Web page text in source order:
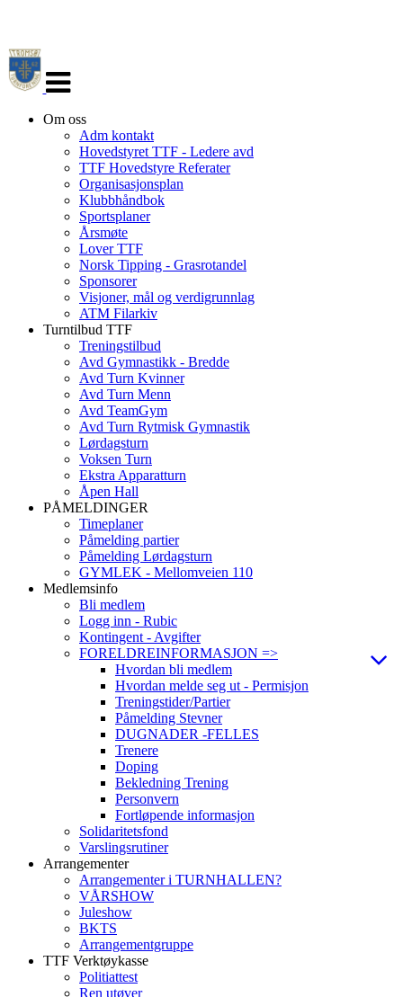
navigasjon
Om oss
Adm kontakt
Hovedstyret TTF - Ledere avd
TTF Hovedstyre Referater
Organisasjonsplan
Klubbhåndbok
Sportsplaner
Årsmøte
Lover TTF
Norsk Tipping - Grasrotandel
Sponsorer
Visjoner, mål og verdigrunnlag
ATM Filarkiv
Turntilbud TTF
Treningstilbud
Avd Gymnastikk - Bredde
Avd Turn Kvinner
Avd Turn Menn
Avd TeamGym
Avd Turn Rytmisk Gymnastik
Lørdagsturn
Voksen Turn
Ekstra Apparatturn
Åpen Hall
PÅMELDINGER
Timeplaner
Påmelding partier
Påmelding Lørdagsturn
GYMLEK - Mellomveien 110
Medlemsinfo
Bli medlem
Logg inn - Rubic
Kontingent - Avgifter
FORELDREINFORMASJON =>
Hvordan bli medlem
Hvordan melde seg ut - Permisjon
Treningstider/Partier
Påmelding Stevner
DUGNADER -FELLES
Trenere
Doping
Bekledning Trening
Personvern
Fortløpende informasjon
Solidaritetsfond
Varslingsrutiner
Arrangementer
Arrangementer i TURNHALLEN?
VÅRSHOW
Juleshow
BKTS
Arrangementgruppe
TTF Verktøykasse
Politiattest
Ren utøver